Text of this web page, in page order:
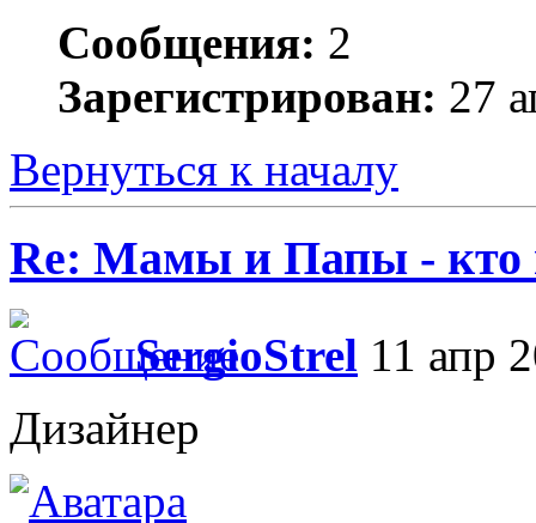
Сообщения: 2
Зарегистрирован: 27
Вернуться к началу
Re: Мамы и Папы - кто
SergioStrel 11 апр
Дизайнер